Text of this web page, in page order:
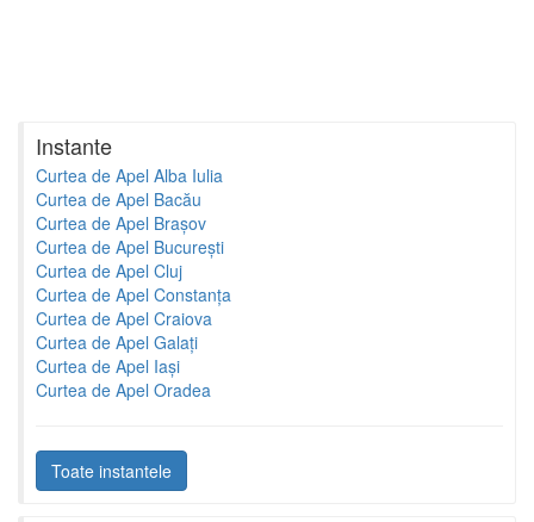
Instante
Curtea de Apel Alba Iulia
Curtea de Apel Bacău
Curtea de Apel Brașov
Curtea de Apel București
Curtea de Apel Cluj
Curtea de Apel Constanța
Curtea de Apel Craiova
Curtea de Apel Galați
Curtea de Apel Iași
Curtea de Apel Oradea
Toate instantele